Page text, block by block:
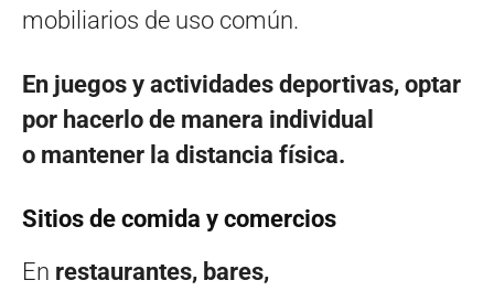
mobiliarios de uso común.
En juegos y actividades deportivas, optar
por hacerlo de manera individual
o mantener la distancia física.
Sitios de comida y comercios
En restaurantes, bares,